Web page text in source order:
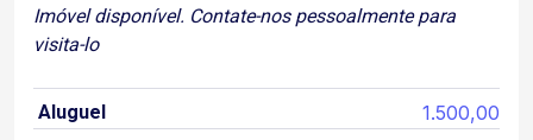
Imóvel disponível. Contate-nos pessoalmente para
visita-lo
Aluguel 1.500,00